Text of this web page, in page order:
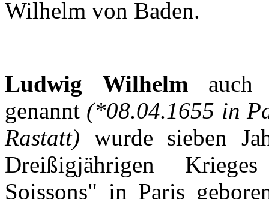
Wilhelm von Baden.
Ludwig Wilhelm auch
genannt (*08.04.1655 in
Rastatt) wurde sieben
Dreißigjährigen
Krieges
Soissons" in Paris